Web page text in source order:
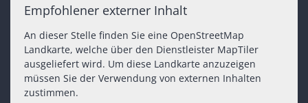
Empfohlener externer Inhalt
An dieser Stelle finden Sie eine OpenStreetMap
Landkarte, welche über den Dienstleister MapTiler
ausgeliefert wird. Um diese Landkarte anzuzeigen
müssen Sie der Verwendung von externen Inhalten
zustimmen.